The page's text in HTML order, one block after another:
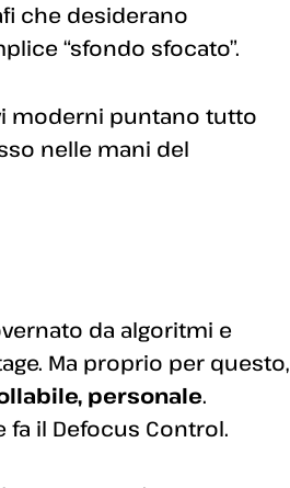
che desiderano
“sfondo sfocato”.
moderni puntano tutto
nelle mani del
da algoritmi e
Ma proprio per questo,
personale.
il Defocus Control.